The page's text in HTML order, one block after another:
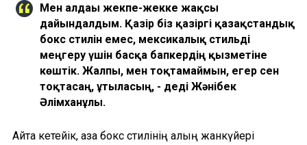
Мен алдағы жекпе-жекке жақсы
дайындалдым. Қазір біз қазіргі қазақстандық
бокс стилін емес, мексикалық стильді
меңгеру үшін басқа бапкердің қызметіне
көштік. Жалпы, мен тоқтамаймын, егер сен
тоқтасаң, ұтыласың, - деді Жәнібек
Әлімханұлы.
Айта кетейік, қазақ бокс стилінің қалың жанкүйері